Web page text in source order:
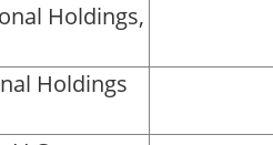
Holdings,
Holdings